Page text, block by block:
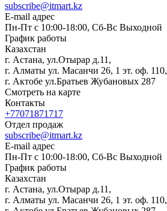
subscribe@itmart.kz
E-mail адрес
Пн-Пт с 10:00-18:00, Сб-Вс Выходной
График работы
Казахстан
г. Астана, ул.Отырар д.11,
г. Алматы ул. Масанчи 26, 1 эт. оф. 110,
г. Актобе ул.Братьев Жубановых 287
Смотреть на карте
Контакты
+77071871717
Отдел продаж
subscribe@itmart.kz
E-mail адрес
Пн-Пт с 10:00-18:00, Сб-Вс Выходной
График работы
Казахстан
г. Астана, ул.Отырар д.11,
г. Алматы ул. Масанчи 26, 1 эт. оф. 110,